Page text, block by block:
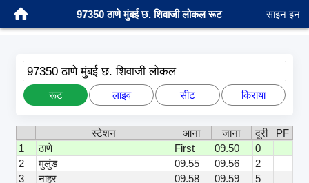
97350 ठाणे मुंबई छ. शिवाजी लोकल रूट साइन इन
97350 ठाणे मुंबई छ. शिवाजी लोकल
रूट लाइव सीट किराया
स्टेशन आना जाना दूरी
PF
1
ठाणे First 09.50
0
2
मुलुंड 09.55 09.56
2
3
नाहुर 09.58 09.59
5